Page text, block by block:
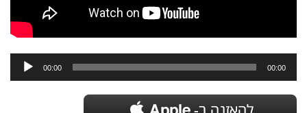
נגן
אודיו 00:00 00:00